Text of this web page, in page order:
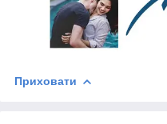
Приховати